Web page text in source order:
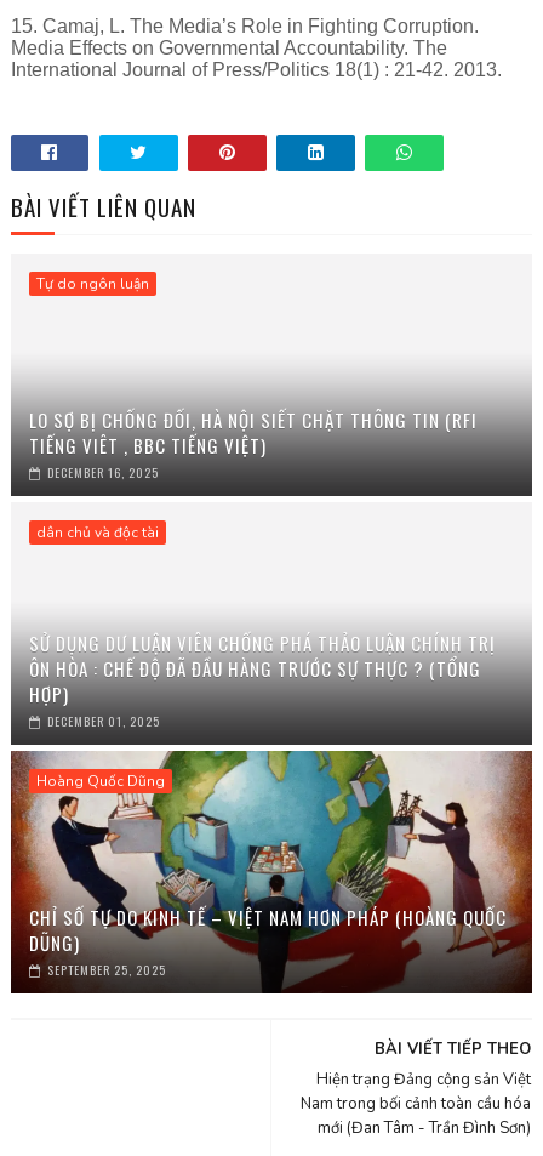
15. Camaj, L. The Media’s Role in Fighting Corruption.
Media Effects on Governmental Accountability. The
International Journal of Press/Politics 18(1) : 21-42. 2013.
BÀI VIẾT LIÊN QUAN
Tự do ngôn luận
LO SỢ BỊ CHỐNG ĐỐI, HÀ NỘI SIẾT CHẶT THÔNG TIN (RFI
TIẾNG VIÊT , BBC TIẾNG VIỆT)
DECEMBER 16, 2025
dân chủ và độc tài
SỬ DỤNG DƯ LUẬN VIÊN CHỐNG PHÁ THẢO LUẬN CHÍNH TRỊ
ÔN HÒA : CHẾ ĐỘ ĐÃ ĐẦU HÀNG TRƯỚC SỰ THỰC ? (TỔNG
HỢP)
DECEMBER 01, 2025
Hoàng Quốc Dũng
CHỈ SỐ TỰ DO KINH TẾ – VIỆT NAM HƠN PHÁP (HOÀNG QUỐC
DŨNG)
SEPTEMBER 25, 2025
BÀI VIẾT TIẾP THEO
Hiện trạng Đảng cộng sản Việt
Nam trong bối cảnh toàn cầu hóa
mới (Đan Tâm - Trần Đình Sơn)